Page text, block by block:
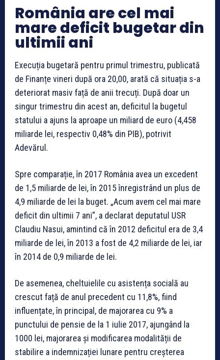
România are cel mai
mare deficit bugetar din
ultimii ani
Execuția bugetară pentru primul trimestru, publicată
de Finanțe vineri după ora 20,00, arată că situația s-a
deteriorat masiv față de anii trecuți. După doar un
singur trimestru din acest an, deficitul la bugetul
statului a ajuns la aproape un miliard de euro (4,458
miliarde lei, respectiv 0,48% din PIB), potrivit
Adevărul.
Spre comparație, în 2017 România avea un excedent
de 1,5 miliarde de lei, în 2015 înregistrând un plus de
4,9 miliarde de lei la buget. „Acum avem cel mai mare
deficit din ultimii 7 ani”, a declarat deputatul USR
Claudiu Nasui, amintind că în 2012 deficitul era de 3,4
miliarde de lei, în 2013 a fost de 4,2 miliarde de lei, iar
în 2014 de 0,9 miliarde de lei.
De asemenea, cheltuielile cu asistența socială au
crescut față de anul precedent cu 11,8%, fiind
influențate, în principal, de majorarea cu 9% a
punctului de pensie de la 1 iulie 2017, ajungând la
1000 lei, majorarea și modificarea modalității de
stabilire a indemnizației lunare pentru creșterea